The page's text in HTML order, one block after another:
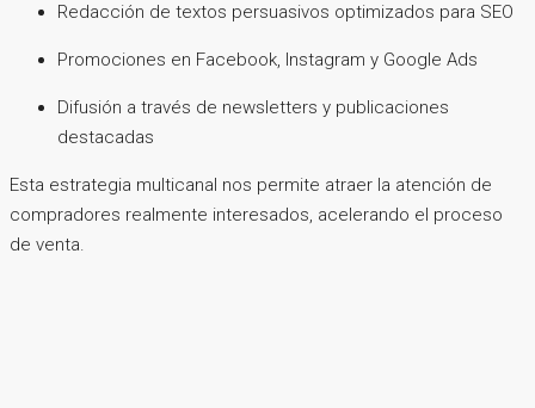
Redacción de textos persuasivos optimizados para SEO
Promociones en Facebook, Instagram y Google Ads
Difusión a través de newsletters y publicaciones
destacadas
Esta estrategia multicanal nos permite atraer la atención de
compradores realmente interesados, acelerando el proceso
de venta.